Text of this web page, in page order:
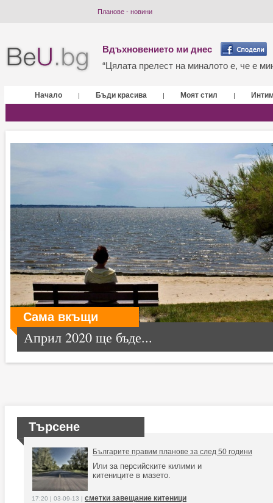
Планове - новини
Вдъхновението ми днес
“Цялата прелест на миналото е, че е
Начало | Бъди красива | Моят стил |
Сама вкъщи
Април 2020 ще бъде...
Търсене
Българите правим планове за след 50 години
Или за персийските килими и
китениците в мазето.
17:20 | 03-09-13 | сметки завещание китеници